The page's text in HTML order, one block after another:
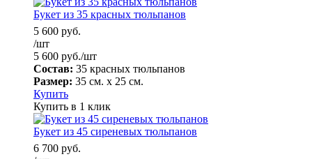
Букет из 35 красных тюльпанов
5 600 руб.
/шт
5 600 руб./шт
Состав: 35 красных тюльпанов
Размер: 35 см. х 25 см.
Купить
Купить в 1 клик
Букет из 45 сиреневых тюльпанов
6 700 руб.